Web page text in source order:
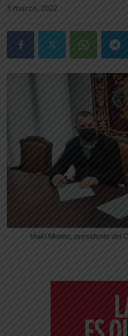
3 marzo, 2022
Iñaki Moneo, presidente del